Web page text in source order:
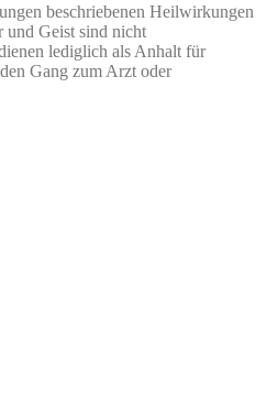
beschriebenen Heilwirkungen
Geist sind nicht
lediglich als Anhalt für
Gang zum Arzt oder